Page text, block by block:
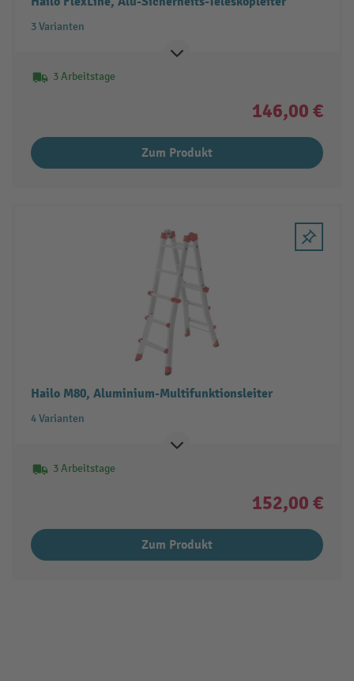
3 Varianten
3 Arbeitstage
146,00 €
Zum Produkt
Hailo M80, Aluminium-Multifunktionsleiter
4 Varianten
3 Arbeitstage
152,00 €
Zum Produkt